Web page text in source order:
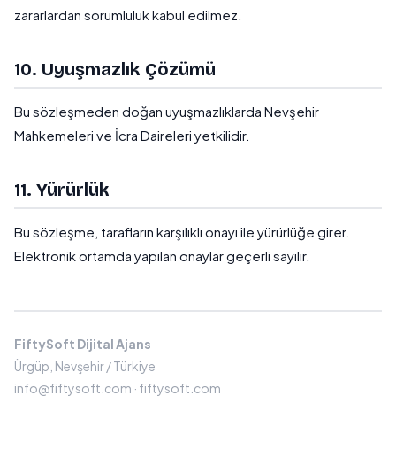
zararlardan sorumluluk kabul edilmez.
10. Uyuşmazlık Çözümü
Bu sözleşmeden doğan uyuşmazlıklarda Nevşehir
Mahkemeleri ve İcra Daireleri yetkilidir.
11. Yürürlük
Bu sözleşme, tarafların karşılıklı onayı ile yürürlüğe girer.
Elektronik ortamda yapılan onaylar geçerli sayılır.
FiftySoft Dijital Ajans
Ürgüp, Nevşehir / Türkiye
info@fiftysoft.com · fiftysoft.com